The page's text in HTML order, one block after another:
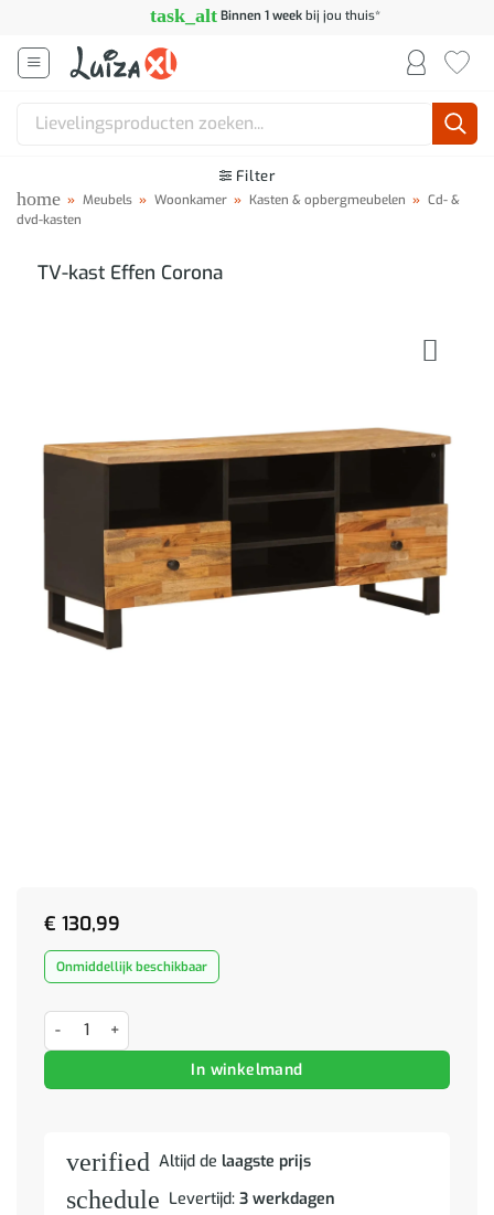
inhoud
task_alt Binnen 1 weekbij jou thuis*
Zoeken
Filter
home » Meubels » Woonkamer » Kasten & opbergmeubelen » Cd- &
dvd-kasten
TV-kast Effen Corona
€ 130,99
Onmiddellijk beschikbaar
TV-kast Effen Corona aantal
In winkelmand
verified Altijd de laagste prijs
schedule Levertijd: 3 werkdagen